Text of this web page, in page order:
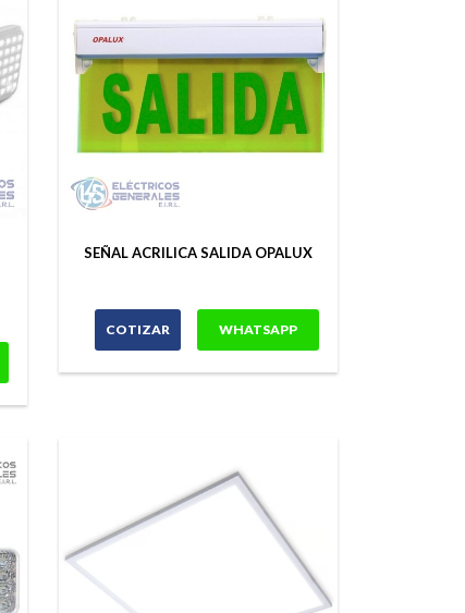
SEÑAL ACRILICA SALIDA OPALUX
COTIZAR WHATSAPP